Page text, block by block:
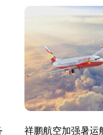
更新时间：
祥鹏航空加强暑运